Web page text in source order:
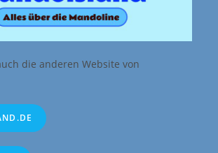
die anderen Website von